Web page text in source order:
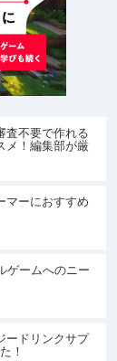
査不要で作れる
メ！編集部が厳
マーにおすすめ
ゲームへのニー
ードリンクサプ
！